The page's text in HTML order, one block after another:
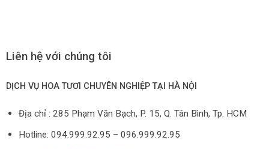
Liên hệ với chúng tôi
DỊCH VỤ HOA TƯƠI CHUYÊN NGHIỆP TẠI HÀ NỘI
Địa chỉ : 285 Phạm Văn Bạch, P. 15, Q. Tân Bình, Tp. HCM
Hotline: 094.999.92.95 – 096.999.92.95